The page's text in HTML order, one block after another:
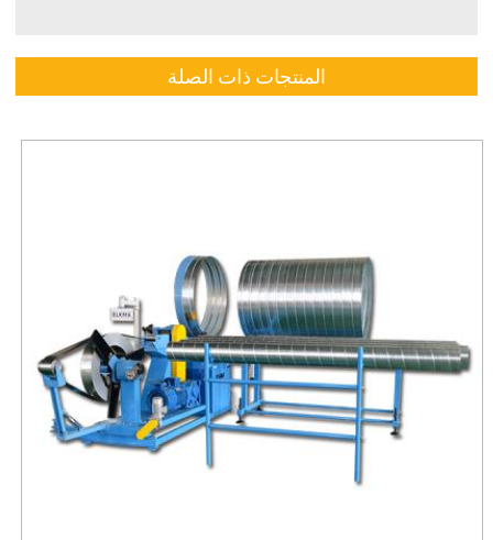
المنتجات ذات الصلة